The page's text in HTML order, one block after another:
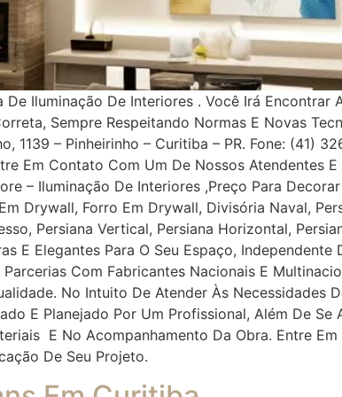
Iluminação De Interiores . Você Irá Encontrar
Sempre Respeitando Normas E Novas
– Pinheirinho – Curitiba – PR. Fone: (41)
Em Contato Com Um De Nossos Atendentes
– Iluminação De Interiores ,Preço Para
Drywall, Forro Em Drywall, Divisória Naval,
Persiana Vertical, Persiana Horizontal,
E Elegantes Para O Seu Espaço, Independente
Com Fabricantes Nacionais E
No Intuito De Atender Às Necessidades
E Planejado Por Um Profissional, Além De Se
E No Acompanhamento Da Obra. Entre
De Seu Projeto.